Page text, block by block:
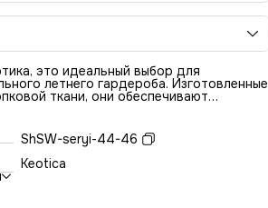
это идеальный выбор для
летнего гардероба. Изготовленные
ткани, они обеспечивают
в любых условиях. Легкие и
подходят как для активного отдыха
использование в городе, так и
Шорты имеют карго
им уникальности и практичности.
на молнии вы сможете безопасно
и не беспокоиться о их потере. Также
ShSW-seryi-44-46
Keotica